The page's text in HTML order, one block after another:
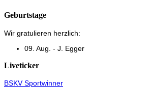
Geburtstage
Wir gratulieren herzlich:
09. Aug. - J. Egger
Liveticker
BSKV Sportwinner